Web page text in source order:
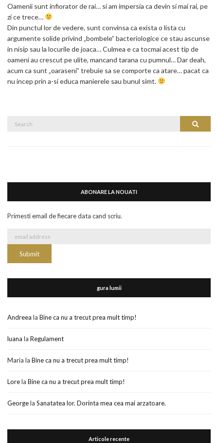
Oamenii sunt infiorator de rai… si am impersia ca devin si mai rai, pe
zi ce trece…
Din punctul lor de vedere, sunt convinsa ca exista o lista cu
argumente solide privind „bombele” bacteriologice ce stau ascunse
in nisip sau la locurile de joaca… Culmea e ca tocmai acest tip de
oameni au crescut pe ulite, mancand tarana cu pumnul… Dar deah,
acum ca sunt „oaraseni” trebuie sa se comporte ca atare… pacat ca
nu incep prin a-si educa manierele sau bunul simt.
Search
ABONARE LA NOUATI
Primesti email de fiecare data cand scriu.
gura lumii
Andreea la Bine ca nu a trecut prea mult timp!
luana la Regulament
Maria la Bine ca nu a trecut prea mult timp!
Lorela Bine ca nu a trecut prea mult timp!
Georgela Sanatatea lor. Dorinta mea cea mai arzatoare.
Articole recente